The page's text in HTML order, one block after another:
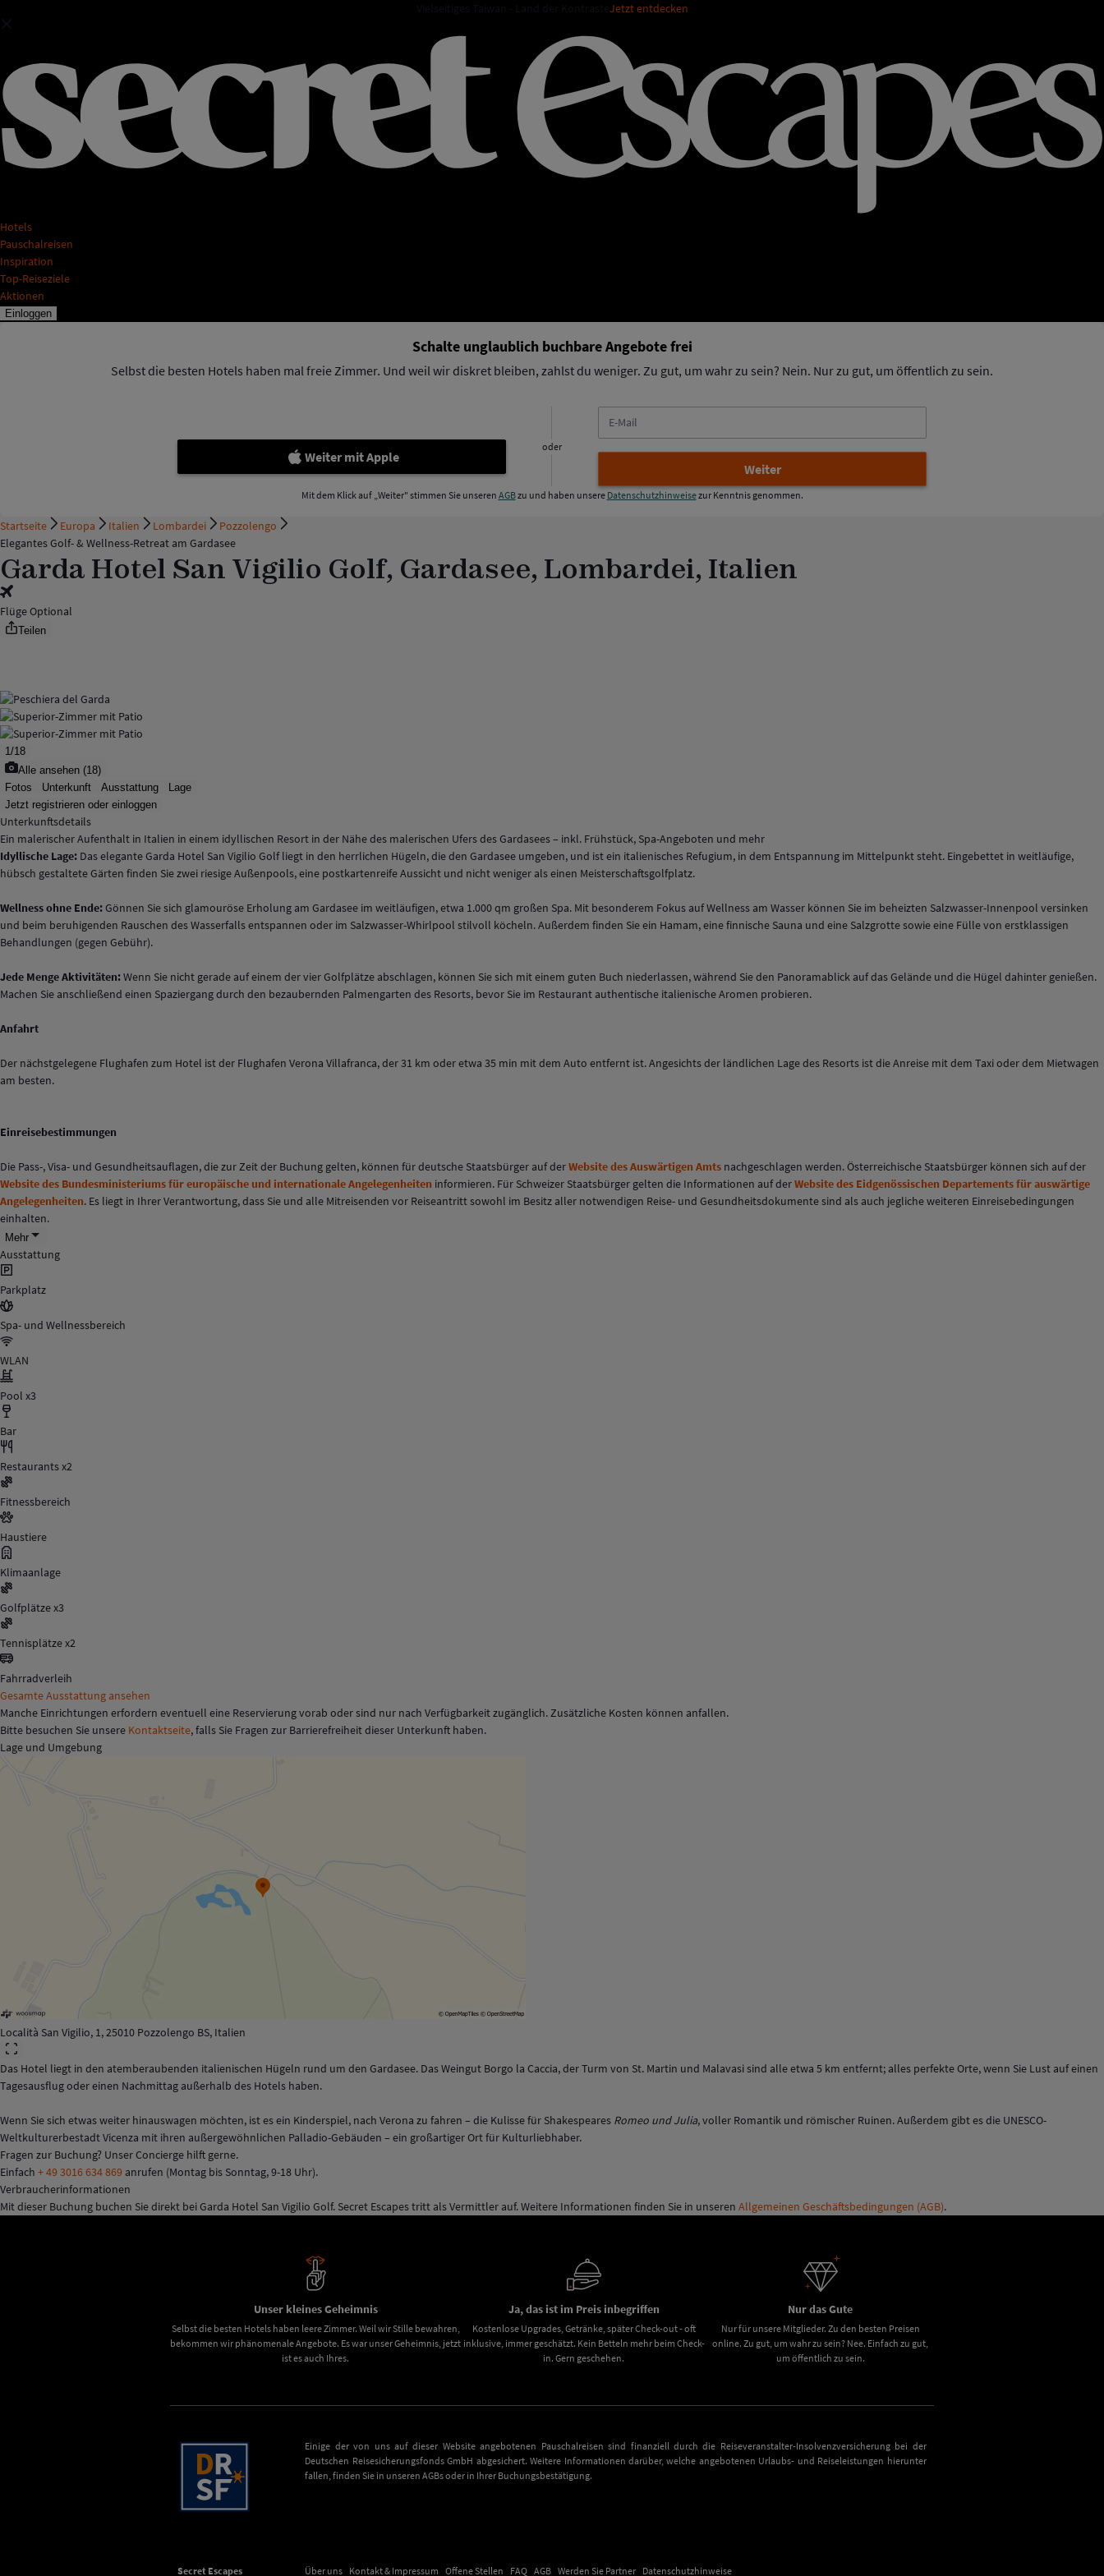
Jetzt entdecken
Hotels
Pauschalreisen
Inspiration
Top-Reiseziele
Aktionen
Einloggen
Schalte unglaublich buchbare Angebote frei
Selbst die besten Hotels haben mal freie Zimmer. Und weil wir diskret bleiben, zahlst du weniger. Zu gut, um wahr zu sein? Nein. Nur zu gut, um öffentlich zu sein.
Mail
oder
Weiter mit Apple
Mit dem Klick auf „Weiter" stimmen Sie unseren AGBzu und haben unsere Datenschutzhinweisezur Kenntnis genommen.
Startseite Europa Italien Lombardei
Pozzolengo
Elegantes Golf- & Wellness-Retreat am Gardasee
Garda Hotel San Vigilio Golf, Gardasee, Lombardei, Italien
Flüge Optional
Teilen
1/18
Alle ansehen (18)
Fotos
Unterkunft Ausstattung
Lage
Jetzt registrieren oder einloggen
Unterkunftsdetails
Ein malerischer Aufenthalt in Italien in einem idyllischen Resort in der Nähe des malerischen Ufers des Gardasees – inkl. Frühstück, Spa-Angeboten und mehr
Idyllische Lage: Das elegante Garda Hotel San Vigilio Golf liegt in den herrlichen Hügeln, die den Gardasee umgeben, und ist ein italienisches Refugium, in dem Entspannung im Mittelpunkt steht. Eingebettet in weitläufige,
hübsch gestaltete Gärten finden Sie zwei riesige Außenpools, eine postkartenreife Aussicht und nicht weniger als einen Meisterschaftsgolfplatz.
Wellness ohne Ende:Gönnen Sie sich glamouröse Erholung am Gardasee im weitläufigen, etwa 1.000 qm großen Spa. Mit besonderem Fokus auf Wellness am Wasser können Sie im beheizten Salzwasser-Innenpool versinken
und beim beruhigenden Rauschen des Wasserfalls entspannen oder im Salzwasser-Whirlpool stilvoll köcheln. Außerdem finden Sie ein Hamam, eine finnische Sauna und eine Salzgrotte sowie eine Fülle von erstklassigen
Behandlungen (gegen Gebühr).
Jede Menge Aktivitäten:Wenn Sie nicht gerade auf einem der vier Golfplätze abschlagen, können Sie sich mit einem guten Buch niederlassen, während Sie den Panoramablick auf das Gelände und die Hügel dahinter genießen.
Machen Sie anschließend einen Spaziergang durch den bezaubernden Palmengarten des Resorts, bevor Sie im Restaurant authentische italienische Aromen probieren.
Anfahrt
Der nächstgelegene Flughafen zum Hotel ist der Flughafen Verona Villafranca, der 31 km oder etwa 35 min mit dem Auto entfernt ist. Angesichts der ländlichen Lage des Resorts ist die Anreise mit dem Taxi oder dem Mietwagen
am besten.
Einreisebestimmungen
Die Pass-, Visa- und Gesundheitsauflagen, die zur Zeit der Buchung gelten, können für deutsche Staatsbürger auf derWebsite des Auswärtigen Amts nachgeschlagen werden. Österreichische Staatsbürger können sich auf der
Website des Bundesministeriums für europäische und internationale Angelegenheiten informieren. Für Schweizer Staatsbürger gelten die Informationen auf derWebsite des Eidgenössischen Departements für auswärtige
Angelegenheiten. Es liegt in Ihrer Verantwortung, dass Sie und alle Mitreisenden vor Reiseantritt sowohl im Besitz aller notwendigen Reise- und Gesundheitsdokumente sind als auch jegliche weiteren Einreisebedingungen
einhalten.
Mehr
Ausstattung
Parkplatz
Spa- und Wellnessbereich
WLAN
Pool x3
Bar
Restaurants x2
Fitnessbereich
Haustiere
Klimaanlage
Golfplätze x3
Tennisplätze x2
Fahrradverleih
Gesamte Ausstattung ansehen
Manche Einrichtungen erfordern eventuell eine Reservierung vorab oder sind nur nach Verfügbarkeit zugänglich. Zusätzliche Kosten können anfallen.
Bitte besuchen Sie unsere Kontaktseite, falls Sie Fragen zur Barrierefreiheit dieser Unterkunft haben.
Lage und Umgebung
Località San Vigilio, 1, 25010 Pozzolengo BS, Italien
Das Hotel liegt in den atemberaubenden italienischen Hügeln rund um den Gardasee. Das Weingut Borgo la Caccia, der Turm von St. Martin und Malavasi sind alle etwa 5 km entfernt; alles perfekte Orte, wenn Sie Lust auf einen
Tagesausflug oder einen Nachmittag außerhalb des Hotels haben.
Wenn Sie sich etwas weiter hinauswagen möchten, ist es ein Kinderspiel, nach Verona zu fahren – die Kulisse für Shakespeares Romeo und Julia, voller Romantik und römischer Ruinen. Außerdem gibt es die UNESCO-
Weltkulturerbestadt Vicenza mit ihren außergewöhnlichen Palladio-Gebäuden – ein großartiger Ort für Kulturliebhaber.
Fragen zur Buchung? Unser Concierge hilft gerne.
Einfach + 49 3016 634 869 anrufen (Montag bis Sonntag, 9-18 Uhr).
Verbraucherinformationen
Mit dieser Buchung buchen Sie direkt bei Garda Hotel San Vigilio Golf. Secret Escapes tritt als Vermittler auf. Weitere Informationen finden Sie in unseren Allgemeinen Geschäftsbedingungen (AGB).
Unser kleines Geheimnis
Selbst die besten Hotels haben leere Zimmer. Weil wir Stille bewahren,
bekommen wir phänomenale Angebote. Es war unser Geheimnis, jetzt
ist es auch Ihres.
Ja, das ist im Preis inbegriffen
Kostenlose Upgrades, Getränke, später Check-out - oft
inklusive, immer geschätzt. Kein Betteln mehr beim Check-
in. Gern geschehen.
Nur das Gute
Nur für unsere Mitglieder. Zu den besten Preisen
online. Zu gut, um wahr zu sein? Nee. Einfach zu gut,
um öffentlich zu sein.
Einige der von uns auf dieser Website angebotenen Pauschalreisen sind finanziell durch die Reiseveranstalter-Insolvenzversicherung bei der
Deutschen Reisesicherungsfonds GmbH abgesichert. Weitere Informationen darüber, welche angebotenen Urlaubs- und Reiseleistungen hierunter
fallen, finden Sie in unseren AGBs oder in Ihrer Buchungsbestätigung.
Secret Escapes Über uns Kontakt & Impressum Offene Stellen FAQ AGB Werden Sie Partner Datenschutzhinweise